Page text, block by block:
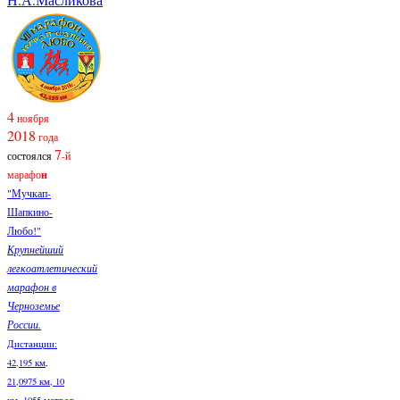
4ноября
2018 года
состоялся7-й
марафон
"Мучкап-
Шапкино-
Любо!"
Крупнейший
легкоатлетический
марафон в
Черноземье
России.
Дистанции:
42,195 км,
21,0975 км, 10